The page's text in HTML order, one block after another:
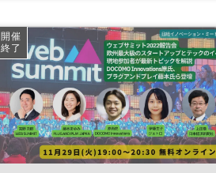
オンライン講座
日経イノベーション・ミートアップ
イノベーション
デジタルトランスフォーメーション 人工知能
経営 ESG SDGs テクノロジー
開催
終了